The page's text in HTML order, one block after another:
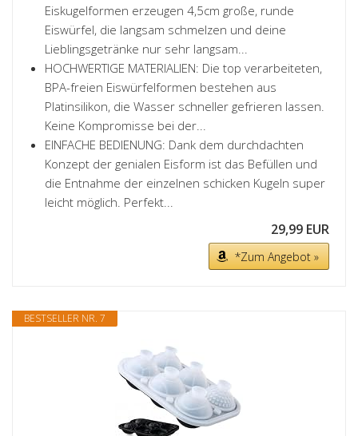
Eiskugelformen erzeugen 4,5cm große, runde
Eiswürfel, die langsam schmelzen und deine
Lieblingsgetränke nur sehr langsam...
HOCHWERTIGE MATERIALIEN: Die top verarbeiteten,
BPA-freien Eiswürfelformen bestehen aus
Platinsilikon, die Wasser schneller gefrieren lassen.
Keine Kompromisse bei der...
EINFACHE BEDIENUNG: Dank dem durchdachten
Konzept der genialen Eisform ist das Befüllen und
die Entnahme der einzelnen schicken Kugeln super
leicht möglich. Perfekt...
29,99 EUR
*Zum Angebot »
BESTSELLER NR. 7